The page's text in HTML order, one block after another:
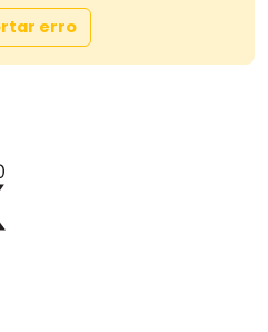
mês durante os
R$ 650,00
ano
de cadastro!
erro